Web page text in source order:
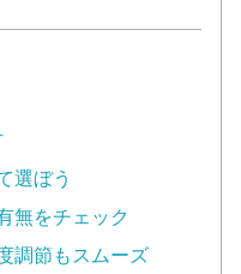
選ぼう
無をチェック
調節もスムーズ